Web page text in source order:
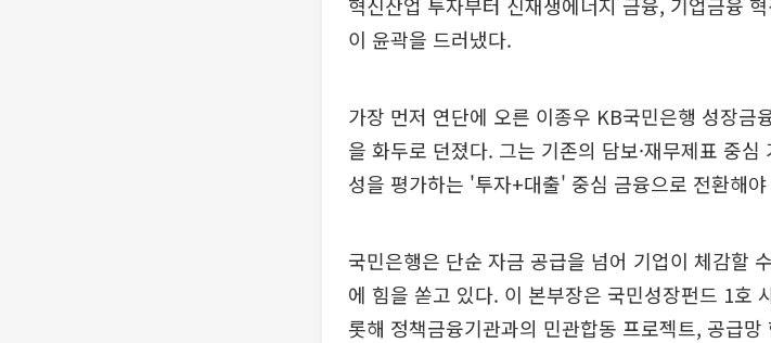
이 윤곽을 드러냈다.
가장 먼저 연단에 오른 이종우 KB국민은행 성장금
을 화두로 던졌다. 그는 기존의 담보·재무제표 중
성을 평가하는 '투자+대출' 중심 금융으로 전환해
국민은행은 단순 자금 공급을 넘어 기업이 체감할
에 힘을 쏟고 있다. 이 본부장은 국민성장펀드 1호
롯해 정책금융기관과의 민관합동 프로젝트, 공급